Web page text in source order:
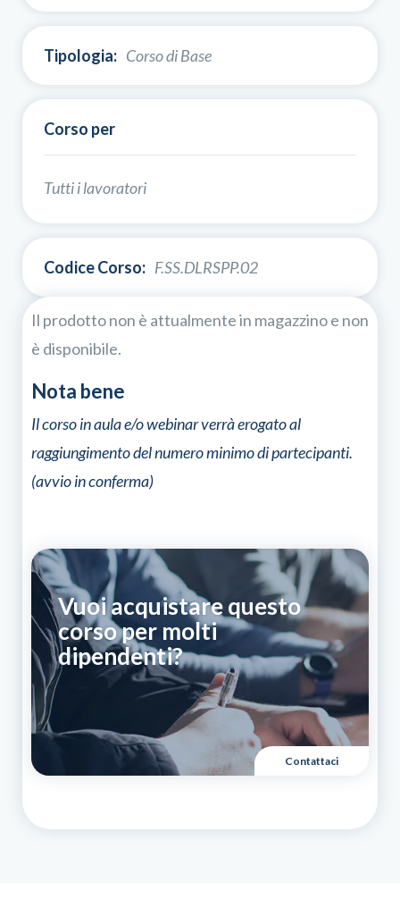
Tipologia: Corso di Base
Corso per
Tutti i lavoratori
Codice Corso: F.SS.DLRSPP.02
Il prodotto non è attualmente in magazzino e non
è disponibile.
Nota bene
Il corso in aula e/o webinar verrà erogato al
raggiungimento del numero minimo di partecipanti.
(avvio in conferma)
Vuoi acquistare questo
corso per molti
dipendenti?
Contattaci